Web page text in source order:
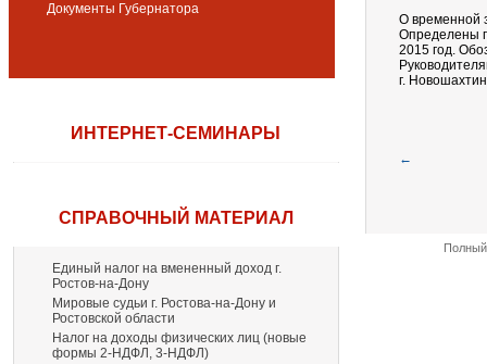
Документы Губернатора
ИНТЕРНЕТ-СЕМИНАРЫ
СПРАВОЧНЫЙ МАТЕРИАЛ
Единый налог на вмененный доход г.
Ростов-на-Дону
Мировые судьи г. Ростова-на-Дону и
Ростовской области
Налог на доходы физических лиц (новые
формы 2-НДФЛ, 3-НДФЛ)
О временной
Определены
2015 год.
г.
←